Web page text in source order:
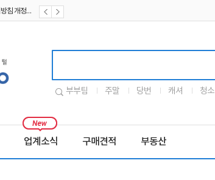
[공지] [호텔업] 유료서비스 이용약관 개정본2 (19.09.02)
부부팀 주말 당번 캐셔 청소
업계소식 구매견적 부동산